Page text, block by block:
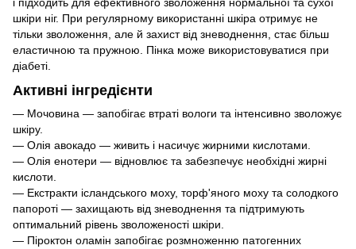
шкіри ніг. При регулярному використанні шкіра отримує не
тільки зволоження, але й захист від зневоднення, стає більш
еластичною та пружною. Пінка може використовуватися при
діабеті.
Активні інгредієнти
— Мочовина — запобігає втраті вологи та інтенсивно зволожує
шкіру.
— Олія авокадо — живить і насичує жирними кислотами.
— Олія енотери — відновлює та забезпечує необхідні жирні
кислоти.
— Екстракти ісландського моху, торф'яного моху та солодкого
папороті — захищають від зневоднення та підтримують
оптимальний рівень зволоженості шкіри.
— Піроктон оламін запобігає розмноженню патогенних